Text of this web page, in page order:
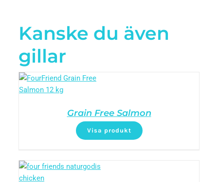
Kanske du även
gillar
Grain Free Salmon
Visa produkt